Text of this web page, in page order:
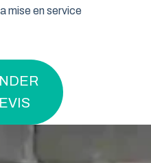
mise en service